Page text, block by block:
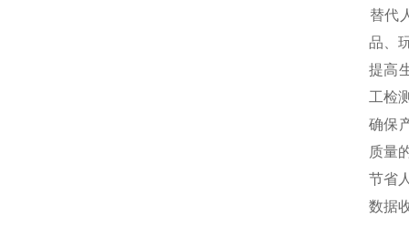
替代
品、
提高
工检
确保
质量
节省
数据